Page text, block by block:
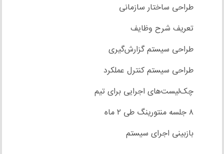
طراحی ساختار سازمانی
تعریف شرح وظایف
طراحی سیستم گزارش‌گیری
طراحی سیستم کنترل عملکرد
چک‌لیست‌های اجرایی برای تیم
۸ جلسه منتورینگ طی ۲ ماه
بازبینی اجرای سیستم